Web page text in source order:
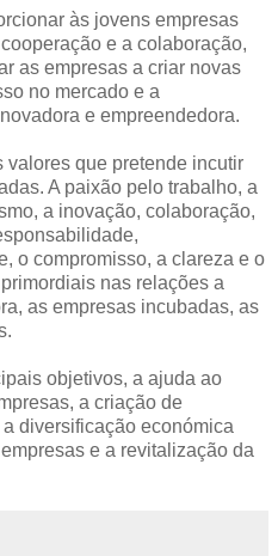
às jovens empresas
e a colaboração,
as empresas a criar novas
no mercado e a
e empreendedora.
valores que pretende incutir
A paixão pelo trabalho, a
a inovação, colaboração,
o compromisso, a clareza e o
nas relações a
as empresas incubadas, as
objetivos, a ajuda ao
a criação de
diversificação económica
e a revitalização da